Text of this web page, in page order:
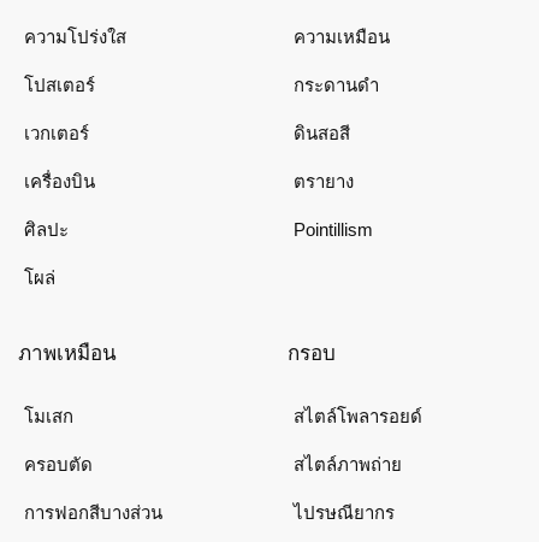
ความโปร่งใส
โปสเตอร์
เวกเตอร์
เครื่องบิน
ศิลปะ
โผล่
ความเหมือน
กระดานดำ
ดินสอสี
ตรายาง
Pointillism
ภาพเหมือน
โมเสก
ครอบตัด
การฟอกสีบางส่วน
กรอบ
สไตล์โพลารอยด์
สไตล์ภาพถ่าย
ไปรษณียากร